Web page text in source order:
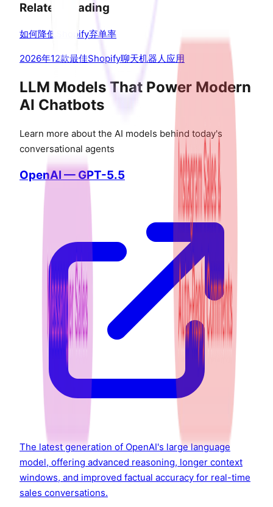
Related Reading
如何降低Shopify弃单率
2026年12款最佳Shopify聊天机器人应用
LLM Models That Power Modern
AI Chatbots
Learn more about the AI models behind today's
conversational agents
OpenAI — GPT-5.5
The latest generation of OpenAI's large language
model, offering advanced reasoning, longer context
windows, and improved factual accuracy for real-time
sales conversations.